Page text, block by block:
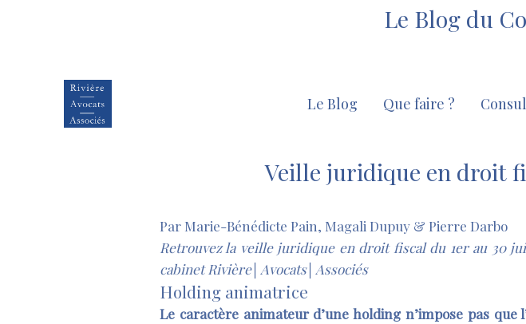
Le Blog du
Le Blog Que faire ?
Veille juridique en droit
Par Marie-Bénédicte Pain, Magali Dupuy & Pierre Darbo
Retrouvez la veille juridique en droit fiscal du 1er au 30
cabinet Rivière│Avocats│Associés
Holding animatrice
Le caractère animateur d’une holding n’impose pas que